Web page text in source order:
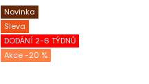
Novinka
Sleva
DODÁNÍ 2-6 TÝDNŮ
-20 %